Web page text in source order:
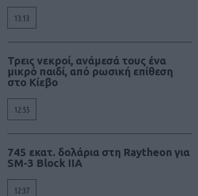
13:13
Τρεις νεκροί, ανάμεσά τους ένα
μικρό παιδί, από ρωσική επίθεση
στο Κίεβο
12:55
745 εκατ. δολάρια στη Raytheon για
SM-3 Block IIA
12:37